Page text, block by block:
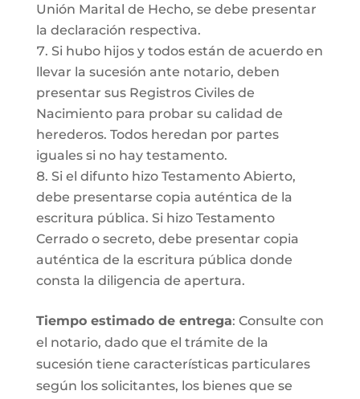
Unión Marital de Hecho, se debe presentar
la declaración respectiva.
Si hubo hijos y todos están de acuerdo en
llevar la sucesión ante notario, deben
presentar sus Registros Civiles de
Nacimiento para probar su calidad de
herederos. Todos heredan por partes
iguales si no hay testamento.
Si el difunto hizo Testamento Abierto,
debe presentarse copia auténtica de la
escritura pública. Si hizo Testamento
Cerrado o secreto, debe presentar copia
auténtica de la escritura pública donde
consta la diligencia de apertura.
Tiempo estimado de entrega: Consulte con
el notario, dado que el trámite de la
sucesión tiene características particulares
según los solicitantes, los bienes que se